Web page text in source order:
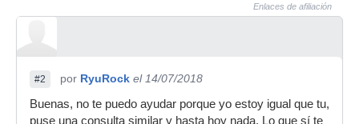
Enlaces de afiliación
#2 por RyuRock el 14/07/2018
Buenas, no te puedo ayudar porque yo estoy igual que tu,
puse una consulta similar y hasta hoy nada. Lo que sí te